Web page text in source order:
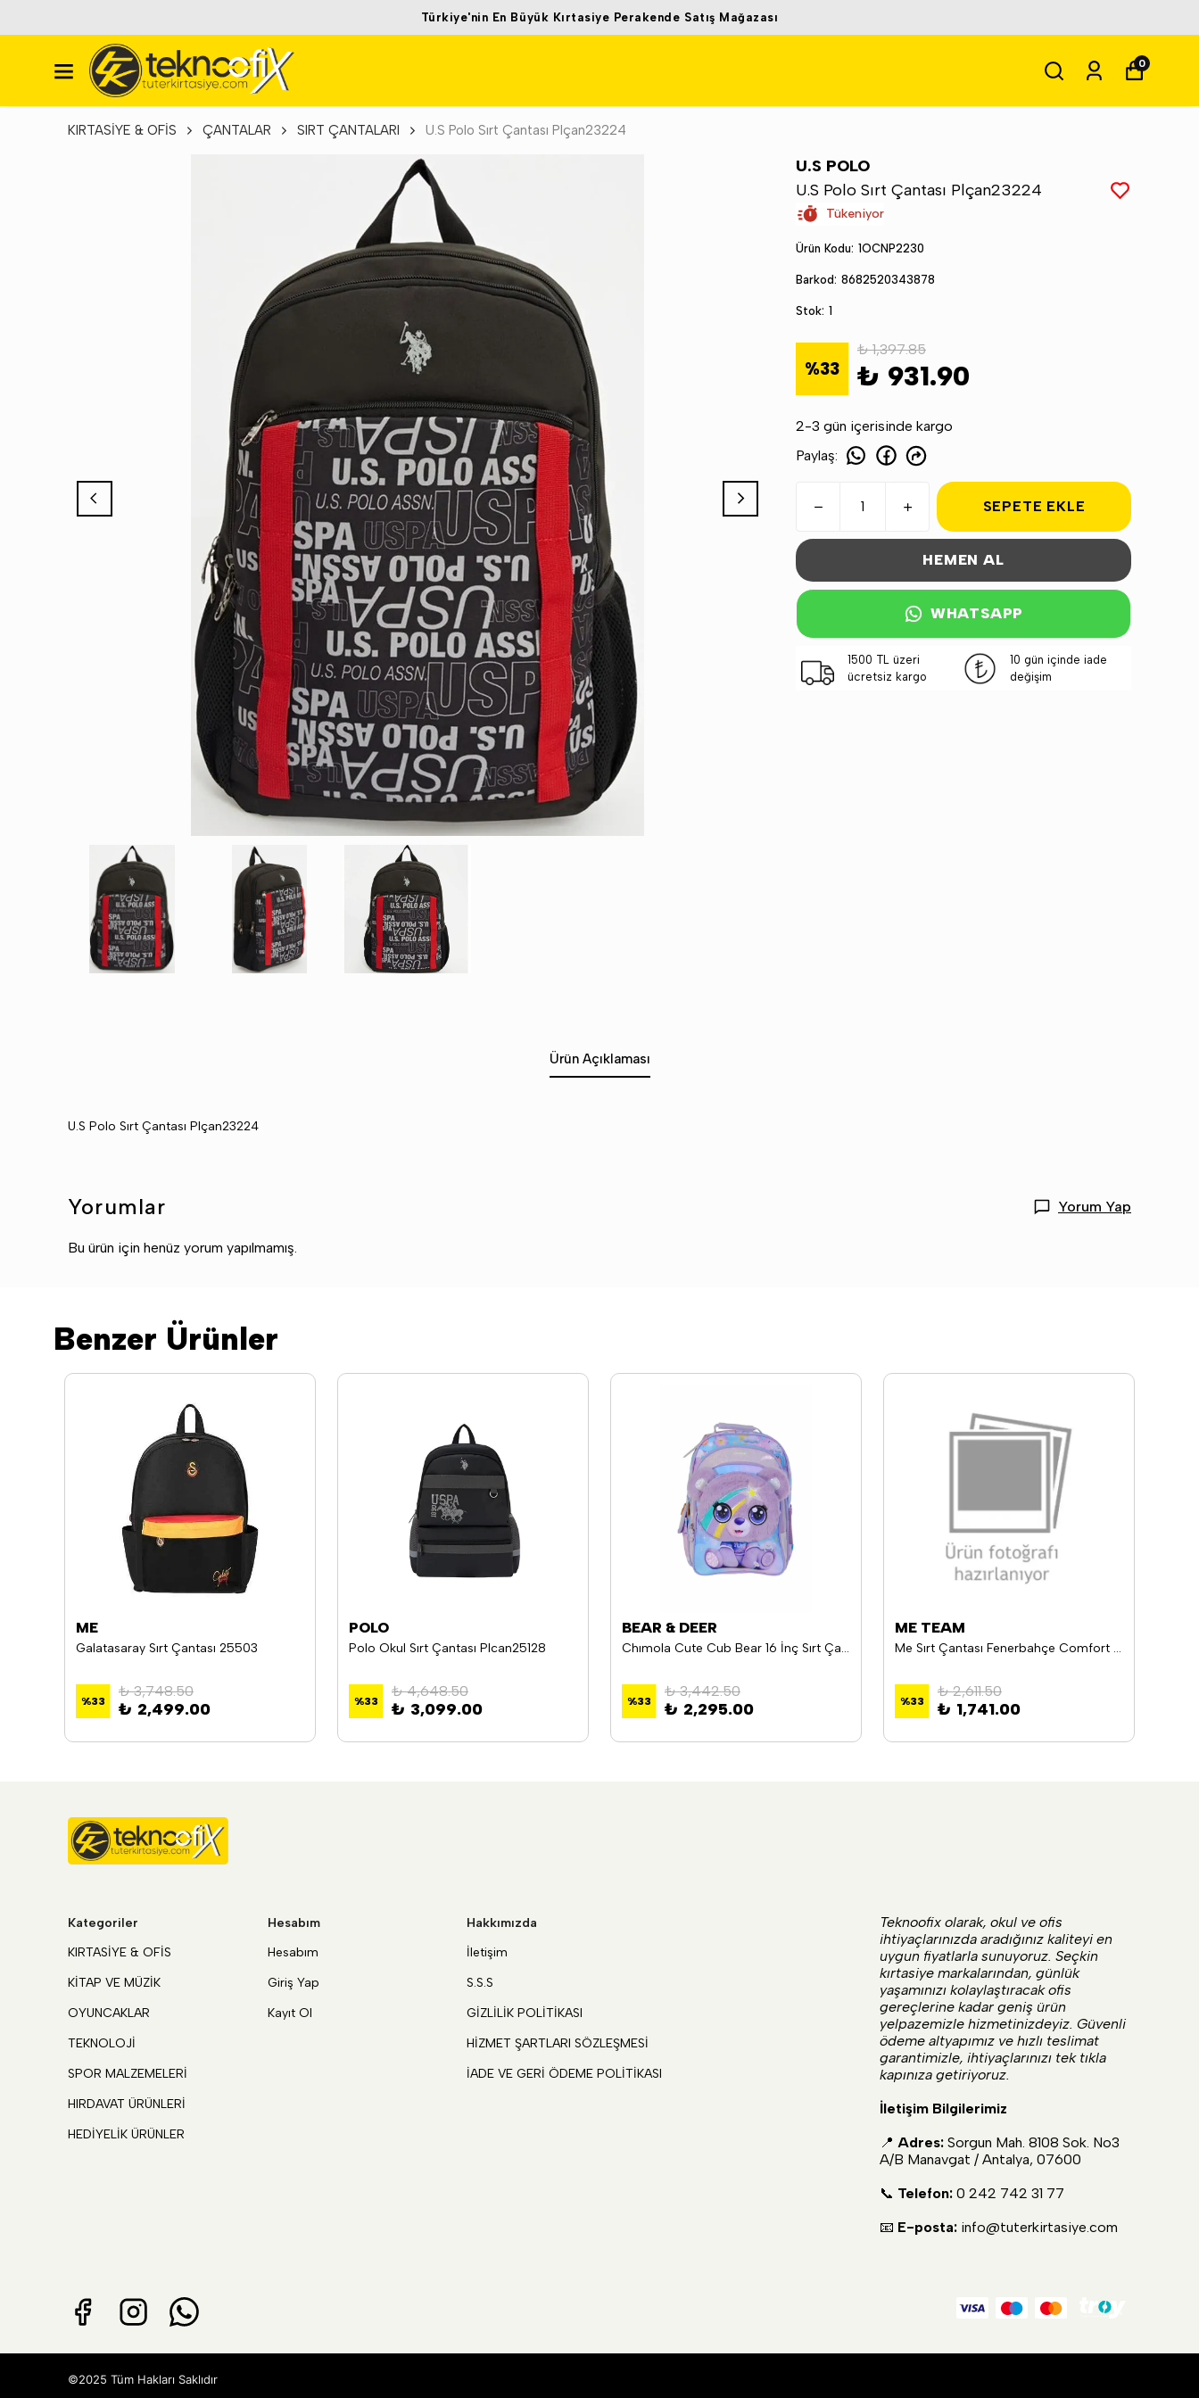
Türkiye'nin En Büyük Kırtasiye Perakende Satış Mağazası
0
KIRTASİYE & OFİS ÇANTALAR SIRT ÇANTALARI U.S Polo Sırt Çantası Plçan23224
U.S POLO
U.S Polo Sırt Çantası Plçan23224
Tükeniyor
Ürün Kodu: 1OCNP2230
Barkod: 8682520343878
Stok: 1
%33
₺ 1,397.85
₺ 931.90
2-3 gün içerisinde kargo
Paylaş:
SEPETE EKLE
HEMEN AL
WHATSAPP
1500 TL üzeri
ücretsiz kargo
10 gün içinde iade
değişim
Ürün Açıklaması
U.S Polo Sırt Çantası Plçan23224
Yorumlar Yorum Yap
Bu ürün için henüz yorum yapılmamış.
Benzer Ürünler
ME
Galatasaray Sırt Çantası 25503
%33
₺ 3,748.50
₺ 2,499.00
POLO
Polo Okul Sırt Çantası Plcan25128
%33
₺ 4,648.50
₺ 3,099.00
BEAR & DEER
Chımola Cute Cub Bear 16 İnç Sırt Çantası
%33
₺ 3,442.50
₺ 2,295.00
ME TEAM
Me Sırt Çantası Fenerbahçe Comfort Desenli 24715
%33
₺ 2,611.50
₺ 1,741.00
Kategoriler
KIRTASİYE & OFİS
KİTAP VE MÜZİK
OYUNCAKLAR
TEKNOLOJİ
SPOR MALZEMELERİ
HIRDAVAT ÜRÜNLERİ
HEDİYELİK ÜRÜNLER
Hesabım
Hesabım
Giriş Yap
Kayıt Ol
Hakkımızda
İletişim
S.S.S
GİZLİLİK POLİTİKASI
HİZMET ŞARTLARI SÖZLEŞMESİ
İADE VE GERİ ÖDEME POLİTİKASI
Teknoofix olarak, okul ve ofis
ihtiyaçlarınızda aradığınız kaliteyi en
uygun fiyatlarla sunuyoruz. Seçkin
kırtasiye markalarından, günlük
yaşamınızı kolaylaştıracak ofis
gereçlerine kadar geniş ürün
yelpazemizle hizmetinizdeyiz. Güvenli
ödeme altyapımız ve hızlı teslimat
garantimizle, ihtiyaçlarınızı tek tıkla
kapınıza getiriyoruz.
İletişim Bilgilerimiz
📍 Adres: Sorgun Mah. 8108 Sok. No3
A/B Manavgat / Antalya, 07600
📞 Telefon: 0 242 742 31 77
📧 E-posta: info@tuterkirtasiye.com
©2025 Tüm Hakları Saklıdır